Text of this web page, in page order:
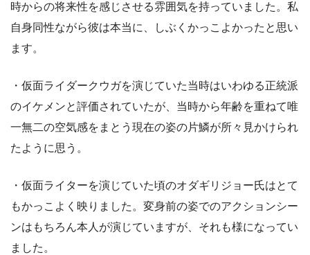
時からの将来性を感じさせる雰囲気を持っていました。私
自身同性ながら彼は本当に、しぶくかっこよかったと思い
ます。
・仮面ライダークウガを演じていた当時はいわゆる正統派
のイケメンと評価されていたが、当時から年齢を重ねて唯
一無二の空気感をまとう現在の姿の片鱗が所々見かけられ
たように思う。
・仮面ライターを演じていた頃のオダギリジョー氏はとて
もかっこよく映りました。変身前の姿でのアクションシー
ンはもちろん本人が演じていますが、それも様になってい
ました。